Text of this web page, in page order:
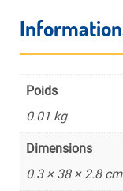
Poids
0.01 kg
Dimensions
0.3 × 38 × 2.8 cm